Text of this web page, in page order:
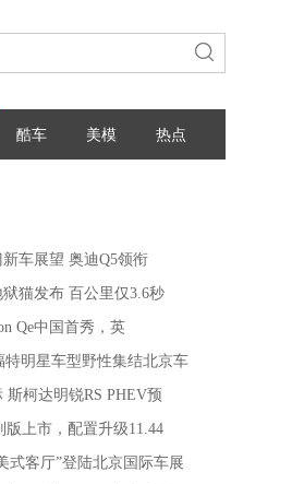
酷车 美模 热点
车展望 奥迪Q5领衔
猫发布 百公里仅3.6秒
Qe中国首秀，英
特明星车型野性集结北京车
斯柯达明锐RS PHEV预
版上市，配置升级11.44
式客厅”登陆北京国际车展